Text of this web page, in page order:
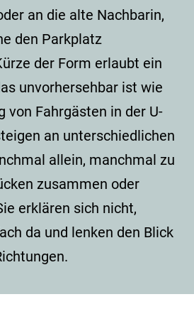
an die alte Nachbarin,
den Parkplatz
der Form erlaubt ein
unvorhersehbar ist wie
von Fahrgästen in der U-
an unterschiedlichen
allein, manchmal zu
zusammen oder
erklären sich nicht,
da und lenken den Blick